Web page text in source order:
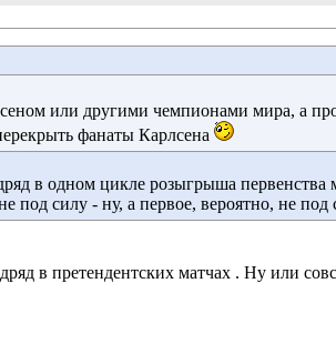
или другими чемпионами мира, а
фанаты Карлсена
в одном цикле розыгрыша
под силу - ну, а первое, вероятно, не под
в претендентских матчах . Ну или